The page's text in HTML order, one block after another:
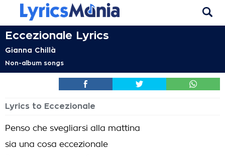
Eccezionale Lyrics
Gianna Chillà
Non-album songs
Lyrics to Eccezionale
Penso che svegliarsi alla mattina
sia una cosa eccezionale